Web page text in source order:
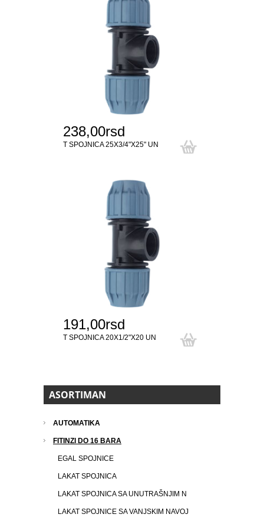
238,00rsd
T SPOJNICA 25X3/4"X25" UN
191,00rsd
T SPOJNICA 20X1/2"X20 UN
ASORTIMAN
AUTOMATIKA
FITINZI DO 16 BARA
EGAL SPOJNICE
LAKAT SPOJNICA
LAKAT SPOJNICA SA UNUTRAŠNJIM N
LAKAT SPOJNICE SA VANJSKIM NAVOJ